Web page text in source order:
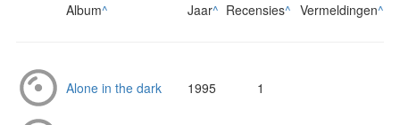
Album^ Jaar^ Recensies^ Vermeldingen^
Alone in the dark 1995 1